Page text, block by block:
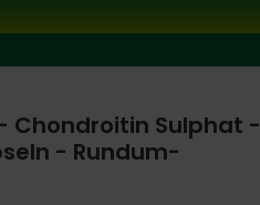
Chondroitin Sulphat -
- Rundum-